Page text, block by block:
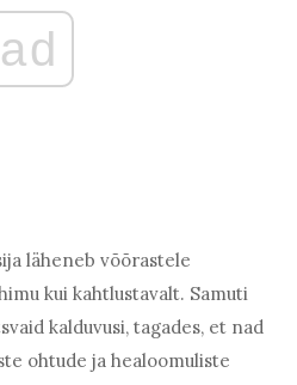
ad
läheneb võõrastele
kui kahtlustavalt. Samuti
kalduvusi, tagades, et nad
ohtude ja healoomuliste